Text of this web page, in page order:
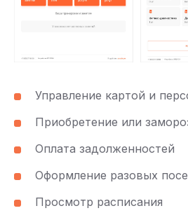
Управление картой и
Приобретение или
Оплата задолженностей
Оформление разовых
Просмотр расписания